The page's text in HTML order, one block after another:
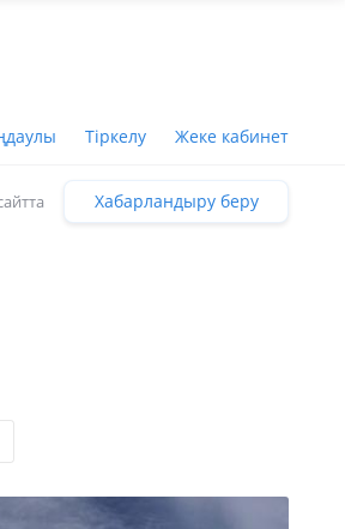
Тіркелу Жеке кабинет
Хабарландыру беру